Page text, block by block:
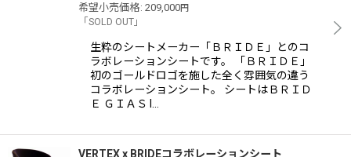
希望小売価格: 209,000円
「SOLD OUT」
生粋のシートメーカー「ＢＲＩＤＥ」とのコ
ラボレーションシートです。 「ＢＲＩＤＥ」
初のゴールドロゴを施した全く雰囲気の違う
コラボレーションシート。 シートはＢＲＩＤ
Ｅ ＧＩＡＳ I…
VERTEX x BRIDEコラボレーションシート